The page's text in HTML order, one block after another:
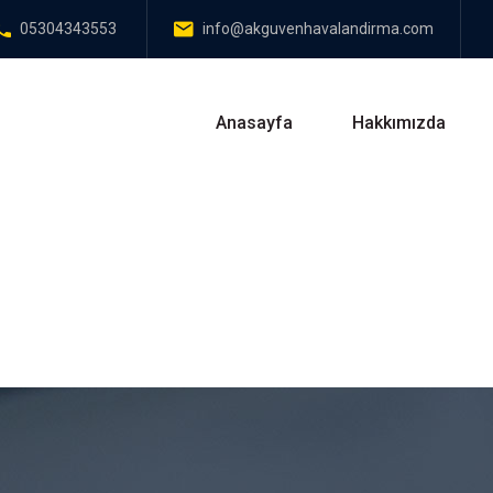
05304343553 info@akguvenhavalandirma.com
Anasayfa Hakkımızda